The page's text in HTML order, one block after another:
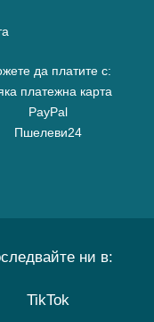
да платите с:
платежна карта
PayPal
Пшелеви24
ни в:
TikTok